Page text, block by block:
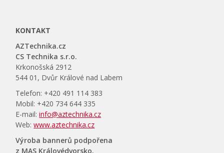
KONTAKT
AZTechnika.cz
CS Technika s.r.o.
Krkonošská 2912
544 01, Dvůr Králové nad Labem
Telefon: +420 491 114 383
Mobil: +420 734 644 335
E-mail:info@aztechnika.cz
Web:www.aztechnika.cz
Výroba bannerů podpořena
z MAS Královédvorsko.